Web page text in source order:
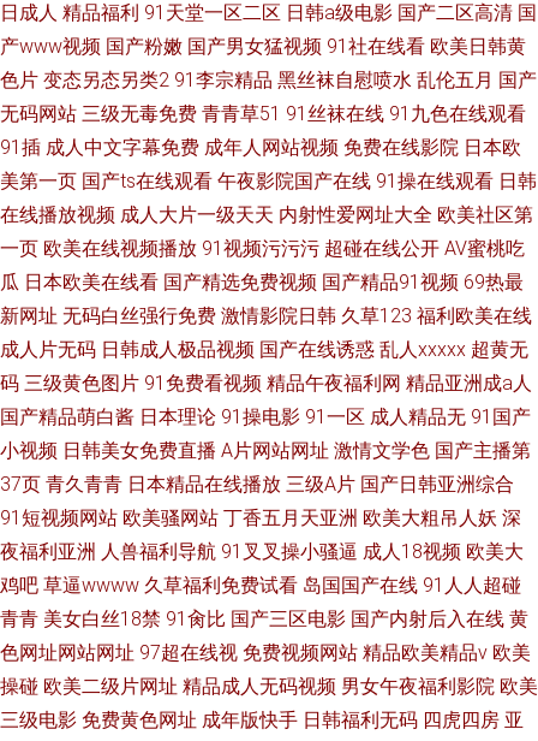
日成人 精品福利 91天堂一区二区 日韩a级电影 国产二区高清 国
产www视频 国产粉嫩 国产男女猛视频 91社在线看 欧美日韩黄
色片 变态另态另类2 91李宗精品 黑丝袜自慰喷水 乱伦五月 国产
无码网站 三级无毒免费 青青草51 91丝袜在线 91九色在线观看
91插 成人中文字幕免费 成年人网站视频 免费在线影院 日本欧
美第一页 国产ts在线观看 午夜影院国产在线 91操在线观看 日韩
在线播放视频 成人大片一级天天 内射性爱网址大全 欧美社区第
一页 欧美在线视频播放 91视频污污污 超碰在线公开 AV蜜桃吃
瓜 日本欧美在线看 国产精选免费视频 国产精品91视频 69热最
新网址 无码白丝强行免费 激情影院日韩 久草123 福利欧美在线
成人片无码 日韩成人极品视频 国产在线诱惑 乱人xxxxx 超黄无
码 三级黄色图片 91免费看视频 精品午夜福利网 精品亚洲成a人
国产精品萌白酱 日本理论 91操电影 91一区 成人精品无 91国产
小视频 日韩美女免费直播 A片网站网址 激情文学色 国产主播第
37页 青久青青 日本精品在线播放 三级A片 国产日韩亚洲综合
91短视频网站 欧美骚网站 丁香五月天亚洲 欧美大粗吊人妖 深
夜福利亚洲 人兽福利导航 91叉叉操小骚逼 成人18视频 欧美大
鸡吧 草逼wwww 久草福利免费试看 岛国国产在线 91人人超碰
青青 美女白丝18禁 91肏比 国产三区电影 国产内射后入在线 黄
色网址网站网址 97超在线视 免费视频网站 精品欧美精品v 欧美
操碰 欧美二级片网址 精品成人无码视频 男女午夜福利影院 欧美
三级电影 免费黄色网址 成年版快手 日韩福利无码 四虎四房 亚